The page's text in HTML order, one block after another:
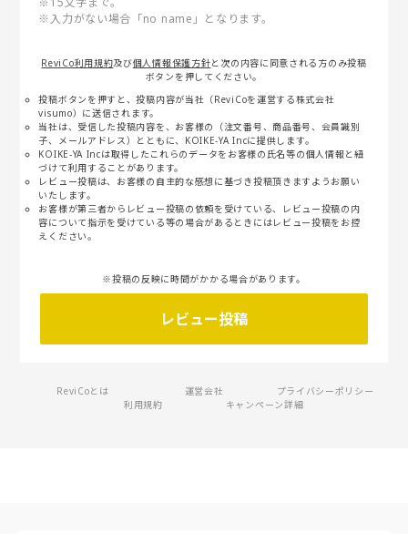
※入力がない場合「no name」となります。
ReviCo利用規約及び個人情報保護方針と次の内容に同意される方のみ投稿
ボタンを押してください。
投稿ボタンを押すと、投稿内容が当社（ReviCoを運営する株式会社
visumo）に送信されます。
当社は、受信した投稿内容を、お客様の（注文番号、商品番号、会員識別
子、メールアドレス）とともに、KOIKE-YA Incに提供します。
KOIKE-YA Incは取得したこれらのデータをお客様の氏名等の個人情報と紐
づけて利用することがあります。
レビュー投稿は、お客様の自主的な感想に基づき投稿頂きますようお願い
いたします。
お客様が第三者からレビュー投稿の依頼を受けている、レビュー投稿の内
容について指示を受けている等の場合があるときにはレビュー投稿をお控
えください。
※投稿の反映に時間がかかる場合があります。
レビュー投稿
ReviCoとは 運営会社
プライバシーポリシー
利用規約
キャンペーン詳細